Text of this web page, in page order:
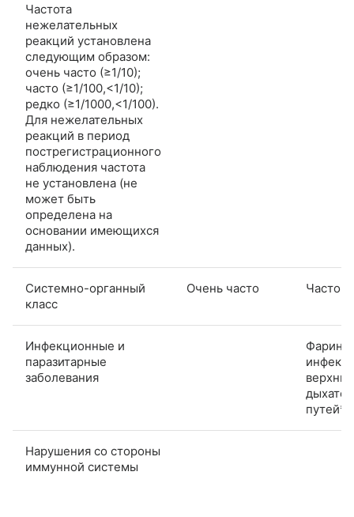
Частота
нежелательных
реакций установлена
следующим образом:
очень часто (≥1/10);
часто (≥1/100,<1/10);
редко (≥1/1000,<1/100).
Для нежелательных
реакций в период
пострегистрационного
наблюдения частота
не установлена (не
может быть
определена на
основании имеющихся
данных).
Системно-органный
класс
Очень часто Часто
Инфекционные и
паразитарные
заболевания
верхних
путей*
Нарушения со стороны
иммунной системы